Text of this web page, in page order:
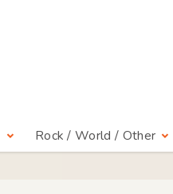
Rock / World / Other